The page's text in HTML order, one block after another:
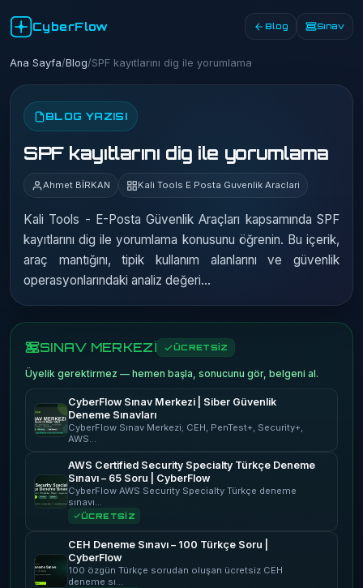
CyberFlow Blog Sınav
Ana Sayfa/Blog/SPF kayıtlarını dig ile yorumlama
BLOG YAZISI
SPF kayıtlarını dig ile yorumlama
Ahmet BİRKAN Kali Tools E Posta Guvenlik Araclari
Kali Tools - E-Posta Güvenlik Araçları kapsamında SPF
kayıtlarını dig ile yorumlama konusunu öğrenin. Bu içerik,
araç mantığını, tipik kullanım alanlarını ve güvenlik
operasyonlarındaki analiz değeri…
SINAV MERKEZİ ÜCRETSİZ
Üyelik gerektirmez — hemen başla, sonucunu gör, belgeni al.
CyberFlow Sınav Merkezi | Siber Güvenlik
Deneme Sınavları
CyberFlow Sınav Merkezi; CEH, PenTest+, Security+,
AWS…
AWS Certified Security Specialty Türkçe Deneme
Sınavı – 65 Soru | CyberFlow
CyberFlow AWS Security Specialty Türkçe deneme
sınavı…
ÜCRETSİZ
CEH Deneme Sınavı – 100 Türkçe Soru |
CyberFlow
100 özgün Türkçe sorudan oluşan ücretsiz CEH
deneme sı…